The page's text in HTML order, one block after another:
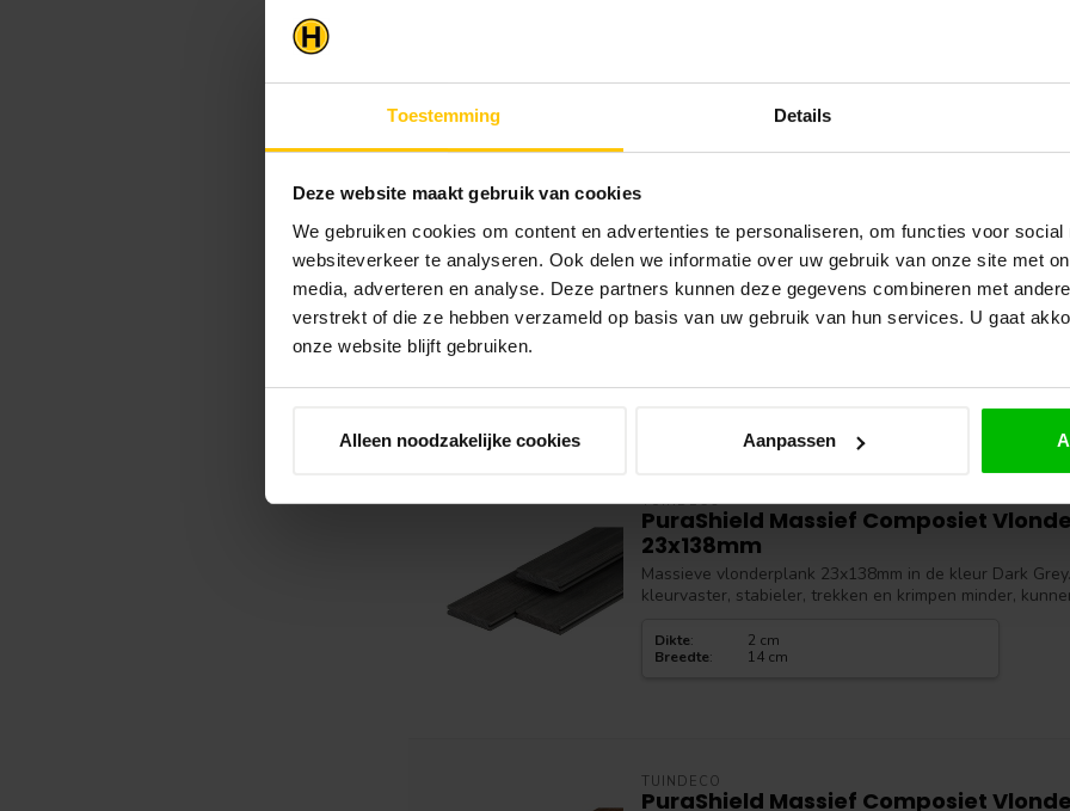
Toestemming Details
Deze website maakt gebruik van cookies
We gebruiken cookies om content en advertenties te personaliseren, om functies voor social
websiteverkeer te analyseren. Ook delen we informatie over uw gebruik van onze site met
media, adverteren en analyse. Deze partners kunnen deze gegevens combineren met
verstrekt of die ze hebben verzameld op basis van uw gebruik van hun services. U gaat
onze website blijft gebruiken.
Alleen noodzakelijke cookies Aanpassen
Massieve vlonderplank 23x138mm in de kleur Cedar .
kleurvaster, stabieler, trekken en krimpen minder,
Dikte:
2 cm
TUINDECO
PuraShield Massief Composiet
23x138mm
Massieve vlonderplank 23x138mm in de kleur Ipe .
kleurvaster, stabieler, trekken en krimpen minder,
TUINDECO
PuraShield Massief Composiet
23x138mm
Massieve vlonderplank 23x138mm in de kleur Dark
kleurvaster, stabieler, trekken en krimpen minder,
Dikte:
2 cm
Breedte: 14 cm
TUINDECO
PuraShield Massief Composiet